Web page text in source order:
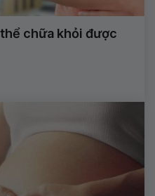
chữa khỏi được